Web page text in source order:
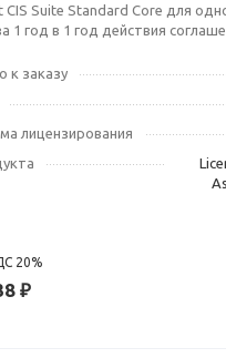
Suite Standard Core для
1 год в 1 год действия
к заказу
лицензирования
20%
₽